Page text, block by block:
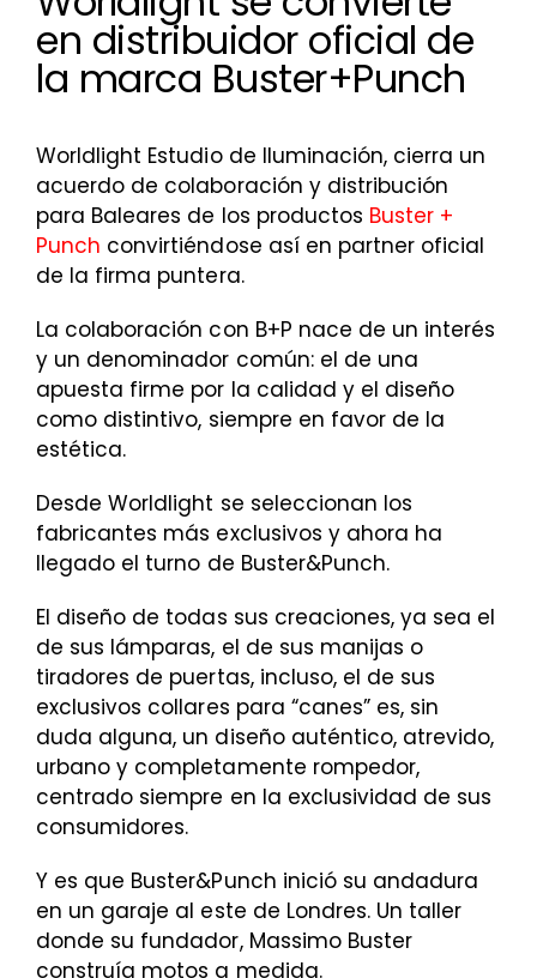
en distribuidor oficial de
la marca Buster+Punch
Worldlight Estudio de Iluminación, cierra un
acuerdo de colaboración y distribución
para Baleares de los productos Buster +
Punch convirtiéndose así en partner oficial
de la firma puntera.
La colaboración con B+P nace de un interés
y un denominador común: el de una
apuesta firme por la calidad y el diseño
como distintivo, siempre en favor de la
estética.
Desde Worldlight se seleccionan los
fabricantes más exclusivos y ahora ha
llegado el turno de Buster&Punch.
El diseño de todas sus creaciones, ya sea el
de sus lámparas, el de sus manijas o
tiradores de puertas, incluso, el de sus
exclusivos collares para “canes” es, sin
duda alguna, un diseño auténtico, atrevido,
urbano y completamente rompedor,
centrado siempre en la exclusividad de sus
consumidores.
Y es que Buster&Punch inició su andadura
en un garaje al este de Londres. Un taller
donde su fundador, Massimo Buster
construía motos a medida.